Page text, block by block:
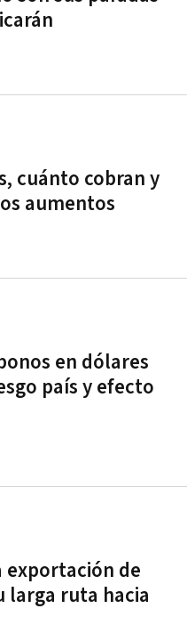
cuánto cobran y
aumentos
en dólares
país y efecto
exportación de
larga ruta hacia